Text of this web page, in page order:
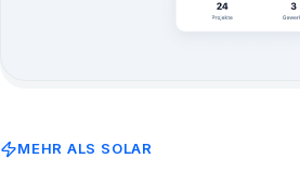
MEHR ALS SOLAR